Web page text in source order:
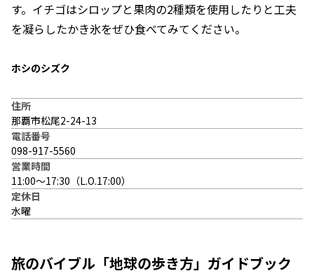
す。イチゴはシロップと果肉の2種類を使用したりと工夫
を凝らしたかき氷をぜひ食べてみてください。
ホシのシズク
住所
那覇市松尾2-24-13
電話番号
098-917-5560
営業時間
11:00〜17:30（L.O.17:00）
定休日
水曜
旅のバイブル「地球の歩き方」ガイドブック